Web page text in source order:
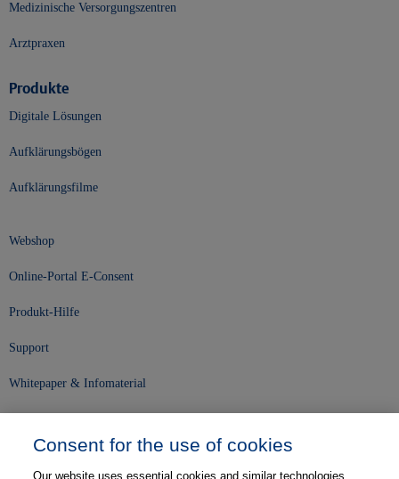
Medizinische Versorgungszentren
Arztpraxen
Produkte
Digitale Lösungen
Aufklärungsbögen
Aufklärungsfilme
Webshop
Online-Portal E-Consent
Produkt-Hilfe
Support
Whitepaper & Infomaterial
Consent for the use of cookies
Our website uses essential cookies and similar technologies